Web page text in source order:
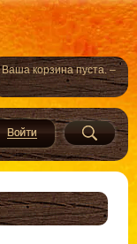
Ваша корзина пуста. –